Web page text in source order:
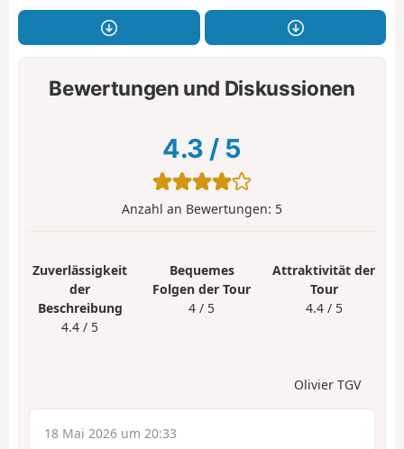
Bewertungen und Diskussionen
4.3 / 5
Anzahl an Bewertungen: 5
Zuverlässigkeit
der
Beschreibung
4.4 / 5
Bequemes
Folgen der Tour
4 / 5
Attraktivität der
Tour
4.4 / 5
Olivier TGV
18 Mai 2026 um 20:33